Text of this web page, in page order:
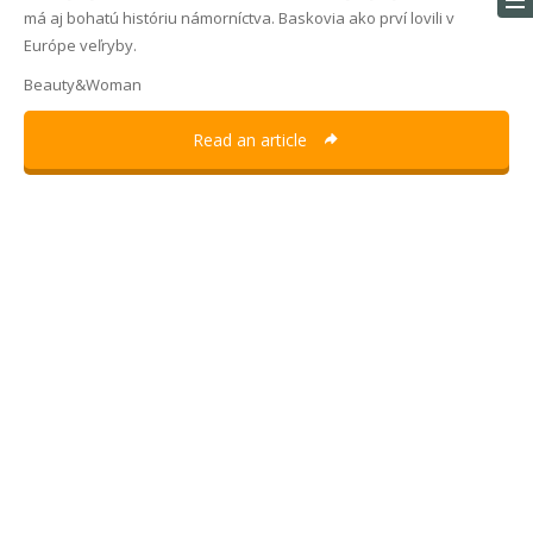
má aj bohatú históriu námorníctva. Baskovia ako prví lovili v
Európe veľryby.
Beauty&Woman
Read an article